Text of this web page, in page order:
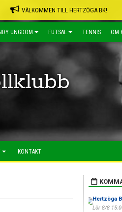
VÄLKOMMEN TILL HERTZÖGA BK!
UNGDOM FUTSAL TENNIS OM
KONTAKT
Hertzöga
Lör 8/8